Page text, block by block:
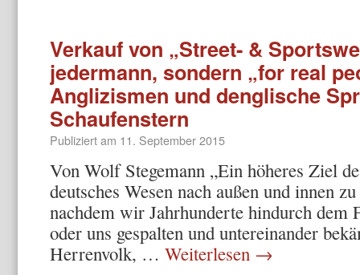
Verkauf von „Street- &
jedermann, sondern „for real
Anglizismen und denglische
Schaufenstern
Publiziert am 11. September 2015
Von Wolf Stegemann „Ein höheres Ziel
deutsches Wesen nach außen und innen
nachdem wir Jahrhunderte hindurch dem
oder uns gespalten und untereinander
Herrenvolk, … Weiterlesen →